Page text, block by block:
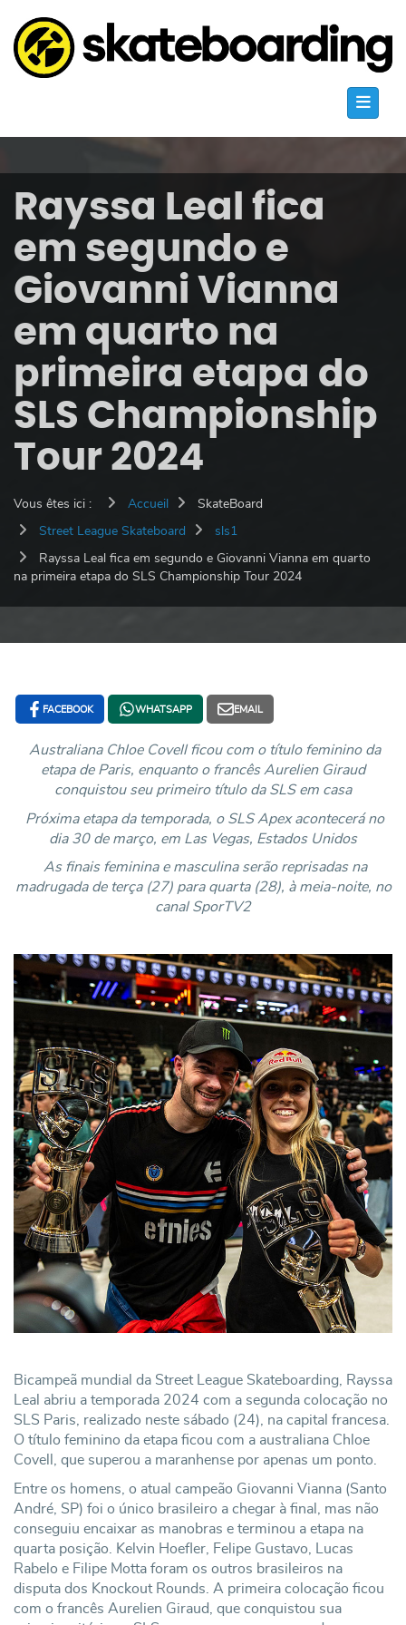
Rayssa Leal fica
em segundo e
Giovanni Vianna
em quarto na
primeira etapa do
SLS Championship
Tour 2024
Vous êtes ici : Accueil
SkateBoard
Street League Skateboard
sls1
Rayssa Leal fica em segundo e Giovanni Vianna em quarto
na primeira etapa do SLS Championship Tour 2024
FACEBOOK WHATSAPP EMAIL
Australiana Chloe Covell ficou com o título feminino da
etapa de Paris, enquanto o francês Aurelien Giraud
conquistou seu primeiro título da SLS em casa
Próxima etapa da temporada, o SLS Apex acontecerá no
dia 30 de março, em Las Vegas, Estados Unidos
As finais feminina e masculina serão reprisadas na
madrugada de terça (27) para quarta (28), à meia-noite, no
canal SporTV2
Bicampeã mundial da Street League Skateboarding, Rayssa
Leal abriu a temporada 2024 com a segunda colocação no
SLS Paris, realizado neste sábado (24), na capital francesa.
O título feminino da etapa ficou com a australiana Chloe
Covell, que superou a maranhense por apenas um ponto.
Entre os homens, o atual campeão Giovanni Vianna (Santo
André, SP) foi o único brasileiro a chegar à final, mas não
conseguiu encaixar as manobras e terminou a etapa na
quarta posição. Kelvin Hoefler, Felipe Gustavo, Lucas
Rabelo e Filipe Motta foram os outros brasileiros na
disputa dos Knockout Rounds. A primeira colocação ficou
com o francês Aurelien Giraud, que conquistou sua